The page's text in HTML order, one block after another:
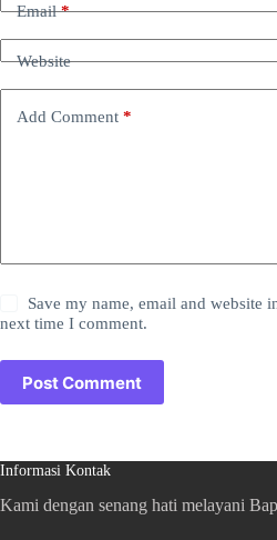
Email*
Website
Add Comment *
Save my name, email and website
next time I comment.
Post Comment
Informasi Kontak
Kami dengan senang hati melayani